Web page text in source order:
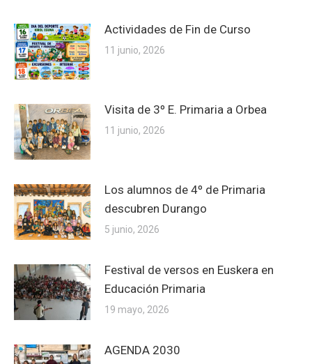
Actividades de Fin de Curso
11 junio, 2026
Visita de 3º E. Primaria a Orbea
11 junio, 2026
Los alumnos de 4º de Primaria
descubren Durango
5 junio, 2026
Festival de versos en Euskera en
Educación Primaria
19 mayo, 2026
AGENDA 2030